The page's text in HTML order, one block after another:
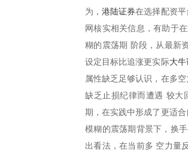
为，港陆证券在选择配资
网核实相关信息，有助于
糊的震荡期 阶段，从最新
设定目标比追涨更实际大牛
属性缺乏足够认识，在多
缺乏止损纪律而遭遇 较大
期，在实践中形成了更适
模糊的震荡期背景下，换
出看法，在当前多 空力量